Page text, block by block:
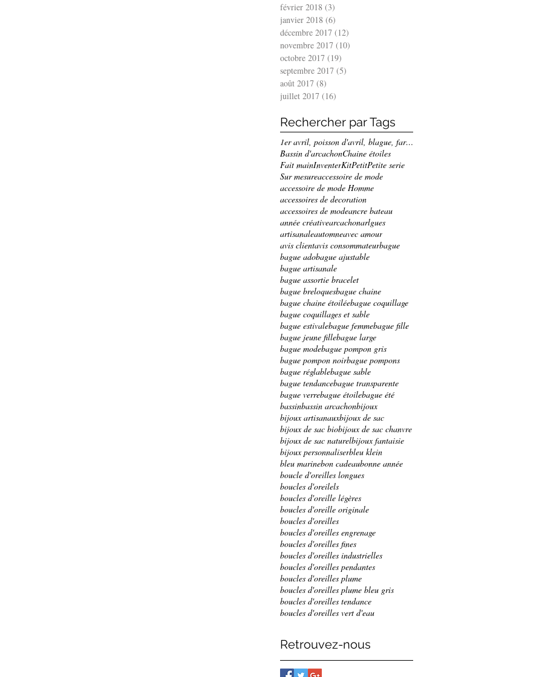
février 2018 (3)
janvier 2018 (6)
décembre 2017 (12)
novembre 2017 (10)
octobre 2017 (19)
septembre 2017 (5)
août 2017 (8)
juillet 2017 (16)
Rechercher par Tags
1er avril, poisson d'avril, blague, farce, bracele
Bassin d'arcachonChaine étoiles
Fait mainInventerKitPetitPetite serie
Sur mesureaccessoire de mode
accessoire de mode Homme
accessoires de decoration
accessoires de modeancre bateau
année créativearcachonarlgues
artisanaleautomneavec amour
avis clientavis consommateurbague
bague adobague ajustable
bague artisanale
bague assortie bracelet
bague breloquesbague chaine
bague chaine étoiléebague coquillage
bague coquillages et sable
bague estivalebague femmebague fille
bague jeune fillebague large
bague modebague pompon gris
bague pompon noirbague pompons
bague réglablebague sable
bague tendancebague transparente
bague verrebague étoilebague été
bassinbassin arcachonbijoux
bijoux artisanauxbijoux de sac
bijoux de sac biobijoux de sac chanvre
bijoux de sac naturelbijoux fantaisie
bijoux personnaliserbleu klein
bleu marinebon cadeaubonne année
boucle d'oreilles longues
boucles d'oreilels
boucles d'oreille légères
boucles d'oreille originale
boucles d'oreilles
boucles d'oreilles engrenage
boucles d'oreilles fines
boucles d'oreilles industrielles
boucles d'oreilles pendantes
boucles d'oreilles plume
boucles d'oreilles plume bleu gris
boucles d'oreilles tendance
boucles d'oreilles vert d'eau
Retrouvez-nous